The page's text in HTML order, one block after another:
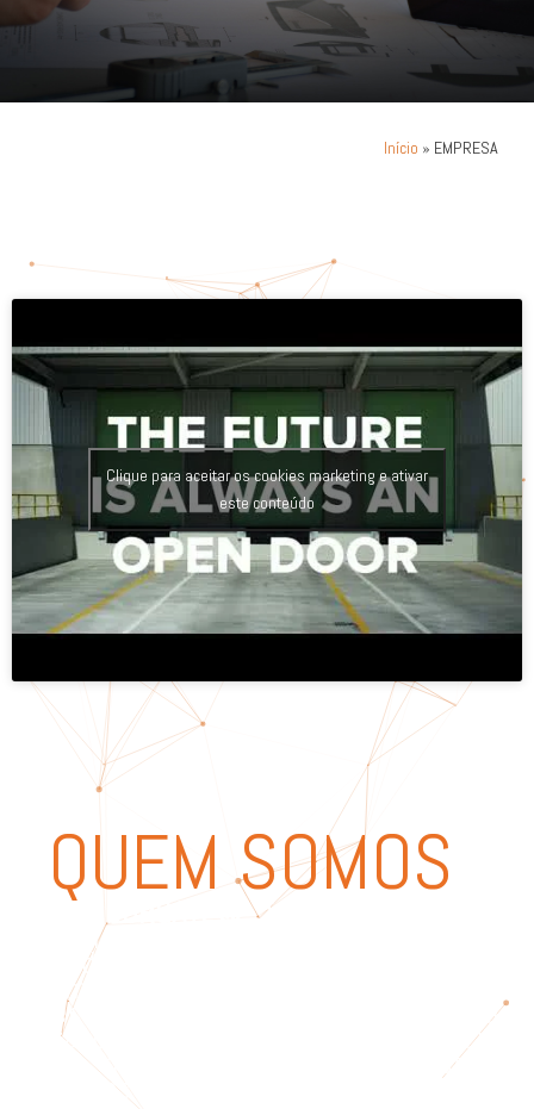
Início » EMPRESA
Clique para aceitar os cookies marketing e ativar
este conteúdo
QUEM SOMOS
Na DOORGATE® fabricamos portas
seccionadas, automáticas de vidro,
rápidas, grades e portas de enrolar
com a máxima qualidade e precisão.
Desde 2004, combinamos tecnologia
avançada e engenharia de excelência
para desenvolver soluções robustas,
seguras e inovadoras.